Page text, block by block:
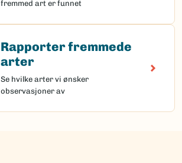
fremmed art er funnet
Rapporter fremmede
arter
Se hvilke arter vi ønsker
observasjoner av
Rapporter fremmede arter